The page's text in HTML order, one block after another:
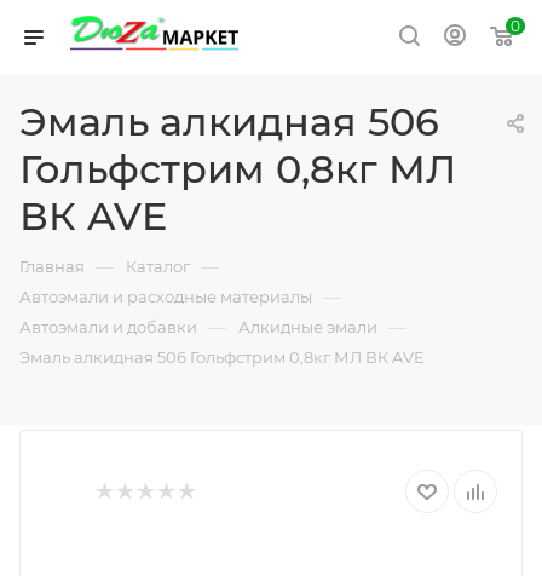
0
Эмаль алкидная 506
Гольфстрим 0,8кг МЛ
ВК AVE
Главная — Каталог —
Автоэмали и расходные материалы —
Автоэмали и добавки — Алкидные эмали —
Эмаль алкидная 506 Гольфстрим 0,8кг МЛ ВК AVE